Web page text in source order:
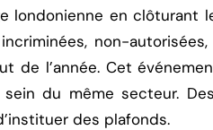
londonienne en clôturant
non-
de l’année. Cet
sein du même secteur.
des plafonds.